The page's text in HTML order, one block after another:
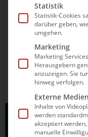
Die Magdeburgerin
Auch in den anderen
deutsche Top-
Statistik
Statistik-Cookies
darüber geben,
umgehen.
Marketing
Marketing
Herausgebern
anzuzeigen. Sie
hinweg verfolgen.
Externe Medien
Inhalte von
werden
akzeptiert
manuelle